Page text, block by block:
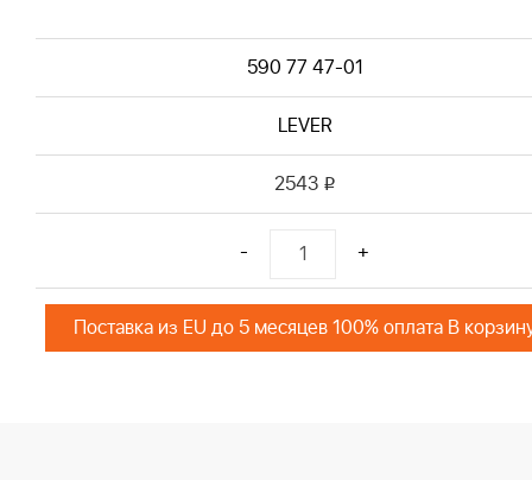
590 77 47-01
LEVER
2543 i
- +
Поставка из EU до 5 месяцев 100% оплата В